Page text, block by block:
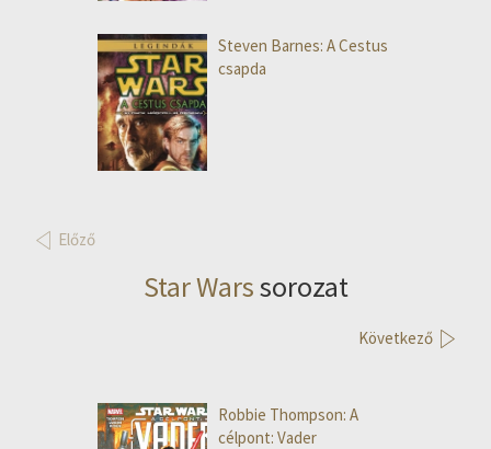
Steven Barnes: A Cestus
csapda
Előző
Star Warssorozat
Következő
Robbie Thompson: A
célpont: Vader